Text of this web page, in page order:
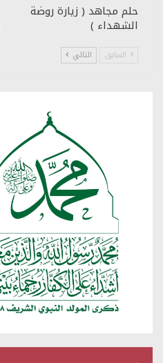
حلم مجاهد ( زيارة روضة
الشهداء )
السابق التالي